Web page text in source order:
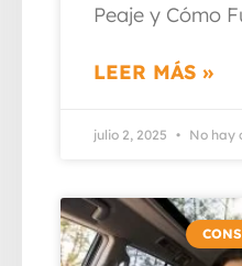
Peaje y Cómo
LEER MÁS »
julio 2, 2025 No hay